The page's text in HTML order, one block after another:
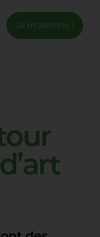
Je m'abonne !
d’art